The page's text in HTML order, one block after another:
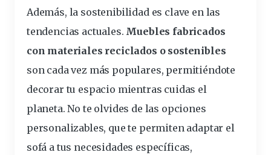
Además, la sostenibilidad es clave en las
tendencias actuales. Muebles fabricados
con materiales reciclados o sostenibles
son cada vez más populares, permitiéndote
decorar tu espacio mientras cuidas el
planeta. No te olvides de las opciones
personalizables, que te permiten adaptar el
sofá a tus necesidades específicas,